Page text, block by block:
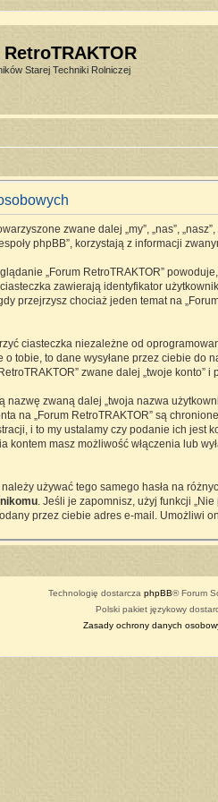
Starej Techniki Rolniczej
zwane dalej „my”, „nas”,
phpBB”, korzystają z informacji
„Forum RetroTRAKTOR”
zawierają identyfikator
przejrzysz chociaż jeden temat na
ciasteczka niezależne od
tobie, to dane wysyłane przez ciebie
zwane dalej „twoje
zwaną dalej „twoja nazwa
na „Forum RetroTRAKTOR” są
i to my ustalamy czy podanie ich
masz możliwość włączenia lub
używać tego samego hasła na
nikomu. Jeśli je zapomnisz, użyj funkcji
przez ciebie adres e-mail. Umożliwi
Technologię dostarcza phpBB® Forum
Polski pakiet językowy
Zasady ochrony danych